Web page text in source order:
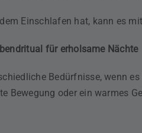
Einschlafen hat, kann es
für erholsame Nächte
Bedürfnisse, wenn
Bewegung oder ein warmes